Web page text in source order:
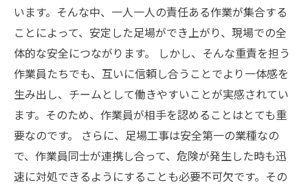
います。そんな中、一人一人の責任ある作業が集合する
ことによって、安定した足場ができ上がり、現場での全
体的な安全につながります。 しかし、そんな重責を担う
作業員たちでも、互いに信頼し合うことでより一体感を
生み出し、チームとして働きやすいことが実感されてい
ます。そのため、作業員が相手を認めることはとても重
要なのです。 さらに、足場工事は安全第一の業種なの
で、作業員同士が連携し合って、危険が発生した時も迅
速に対処できるようにすることも必要不可欠です。その